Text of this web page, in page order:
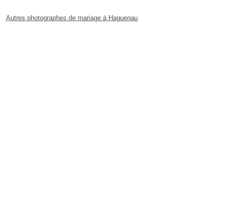
Autres photographes de mariage à Haguenau